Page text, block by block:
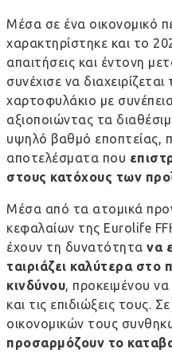
Μέσα σε ένα οικονομικό
χαρακτηρίστηκε και το
απαιτήσεις και έντονη
συνέχισε να
χαρτοφυλάκιο με
αξιοποιώντας τα
υψηλό βαθμό εποπτείας,
αποτελέσματα που
στους κατόχους των
Μέσα από τα ατομικά
κεφαλαίων της Eurolife
έχουν τη δυνατότητα να
ταιριάζει καλύτερα
κινδύνου, προκειμένου
και τις επιδιώξεις τους.
οικονομικών τους
προσαρμόζουν το